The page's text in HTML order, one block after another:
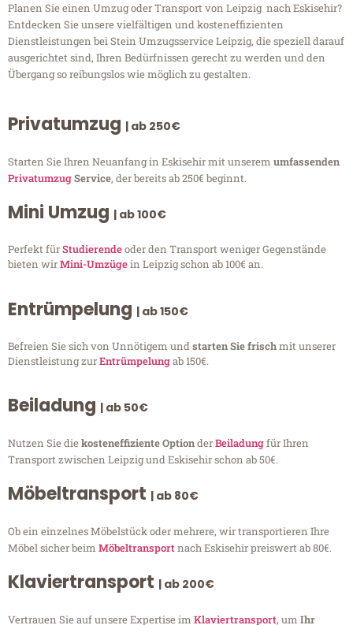
Planen Sie einen Umzug oder Transport von Leipzig nach Eskisehir?
Entdecken Sie unsere vielfältigen und kosteneffizienten
Dienstleistungen bei Stein Umzugsservice Leipzig, die speziell darauf
ausgerichtet sind, Ihren Bedürfnissen gerecht zu werden und den
Übergang so reibungslos wie möglich zu gestalten.
Privatumzug | ab 250€
Starten Sie Ihren Neuanfang in Eskisehir mit unserem umfassenden
PrivatumzugService, der bereits ab 250€ beginnt.
Mini Umzug | ab 100€
Perfekt fürStudierendeoder den Transport weniger Gegenstände
bieten wirMini-Umzügein Leipzig schon ab 100€ an.
Entrümpelung | ab 150€
Befreien Sie sich von Unnötigem undstarten Sie frischmit unserer
Dienstleistung zurEntrümpelungab 150€.
Beiladung | ab 50€
Nutzen Sie diekosteneffiziente OptionderBeiladungfür Ihren
Transport zwischen Leipzig und Eskisehir schon ab 50€.
Möbeltransport | ab 80€
Ob ein einzelnes Möbelstück oder mehrere, wir transportieren Ihre
Möbel sicher beim Möbeltransportnach Eskisehir preiswert ab 80€.
Klaviertransport | ab 200€
Vertrauen Sie auf unsere Expertise im Klaviertransport, um Ihr